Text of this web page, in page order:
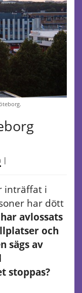
|
inträffat i
har dött
avlossats
och
sägs av
stoppas?